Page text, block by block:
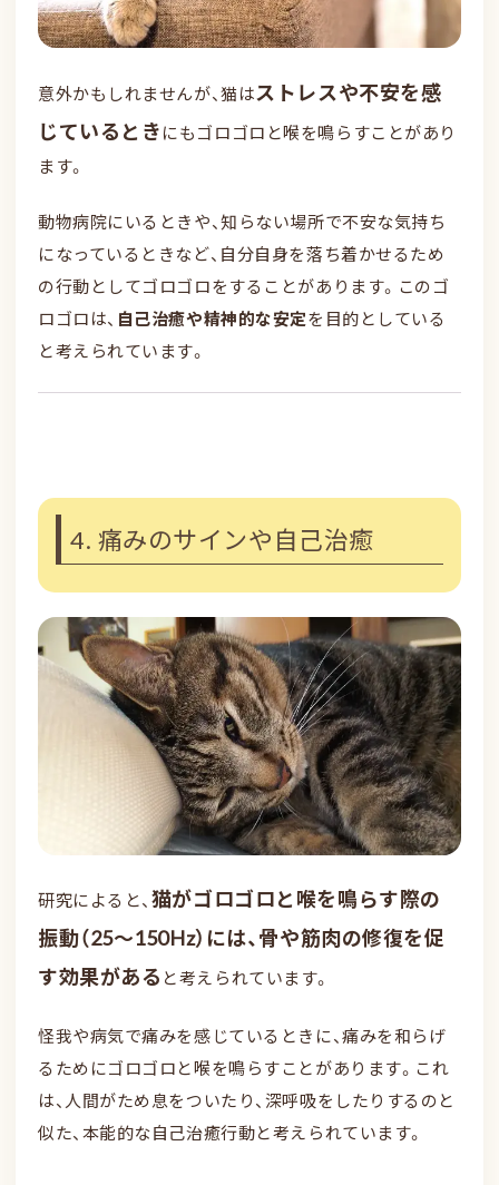
意外かもしれませんが、猫はストレスや不安を感
じているときにもゴロゴロと喉を鳴らすことがあり
ます。
動物病院にいるときや、知らない場所で不安な気持ち
になっているときなど、自分自身を落ち着かせるため
の行動としてゴロゴロをすることがあります。このゴ
ロゴロは、 自己治癒や精神的な安定を目的としている
と考えられています。
4. 痛みのサインや自己治癒
研究によると、猫がゴロゴロと喉を鳴らす際の
振動（25〜150Hz）には、骨や筋肉の修復を促
す効果がある と考えられています。
怪我や病気で痛みを感じているときに、痛みを和らげ
るためにゴロゴロと喉を鳴らすことがあります。これ
は、人間がため息をついたり、深呼吸をしたりするのと
似た、本能的な自己治癒行動と考えられています。